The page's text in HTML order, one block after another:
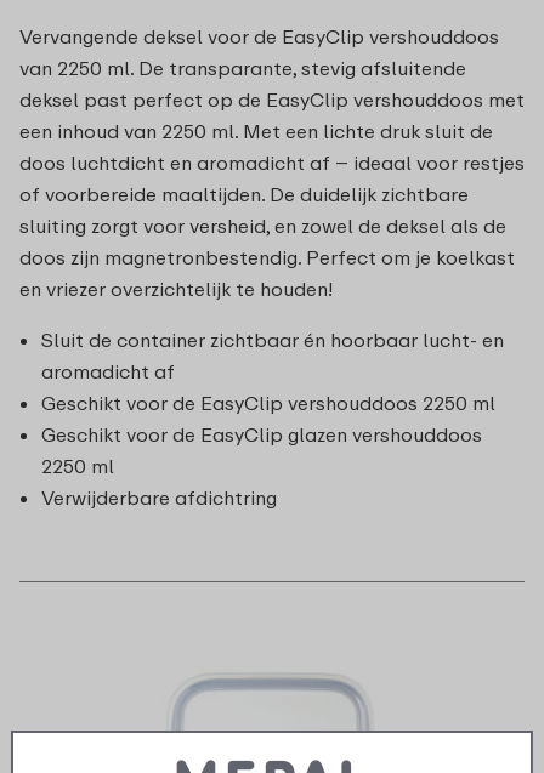
Vervangende deksel voor de EasyClip vershouddoos
van 2250 ml. De transparante, stevig afsluitende
deksel past perfect op de EasyClip vershouddoos met
een inhoud van 2250 ml. Met een lichte druk sluit de
doos luchtdicht en aromadicht af – ideaal voor restjes
of voorbereide maaltijden. De duidelijk zichtbare
sluiting zorgt voor versheid, en zowel de deksel als de
doos zijn magnetronbestendig. Perfect om je koelkast
en vriezer overzichtelijk te houden!
Sluit de container zichtbaar én hoorbaar lucht- en
aromadicht af
Geschikt voor de EasyClip vershouddoos 2250 ml
Geschikt voor de EasyClip glazen vershouddoos
2250 ml
Verwijderbare afdichtring